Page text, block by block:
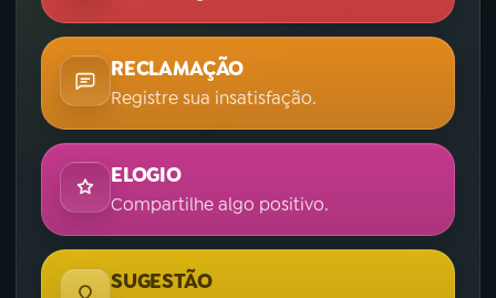
RECLAMAÇÃO
Registre sua insatisfação.
ELOGIO
Compartilhe algo positivo.
SUGESTÃO